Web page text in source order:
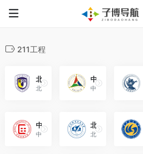
211工程
北京外国语大学（Beijing Foreign Studies University）
北京外国语大学是由国家举办、中华人民共和国教育部主管的全日制普通高等学校。
中国传媒大学（Communication University of China）
中国传媒大学是教育部直属的首批“双一流”建设高校，“211工程”重点建设大学，“985工程优势学科创新平台”重点建设高校。
中央民族大学（Minzu University of China，MUC）
中央民族大学是中华人民共和国国家民族事务委员会、北京市人民政府、中华人民共和国教育部共建的综合性全国重点大学。
北京航空航天大学（Beihang University）
北京航空航天大学是隶属于中华人民共和国工业和信息化部的全国第一批16所重点高校。